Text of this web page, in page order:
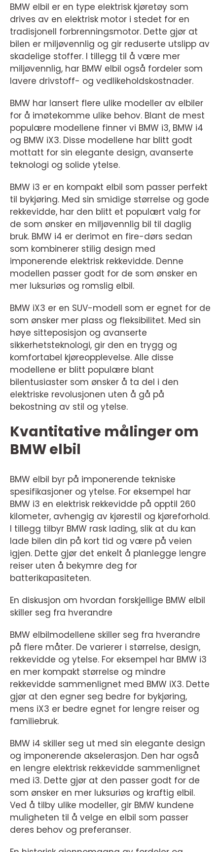
BMW elbil er en type elektrisk kjøretøy som
drives av en elektrisk motor i stedet for en
tradisjonell forbrenningsmotor. Dette gjør at
bilen er miljøvennlig og gir reduserte utslipp av
skadelige stoffer. I tillegg til å være mer
miljøvennlig, har BMW elbil også fordeler som
lavere drivstoff- og vedlikeholdskostnader.
BMW har lansert flere ulike modeller av elbiler
for å imøtekomme ulike behov. Blant de mest
populære modellene finner vi BMW i3, BMW i4
og BMW iX3. Disse modellene har blitt godt
mottatt for sin elegante design, avanserte
teknologi og solide ytelse.
BMW i3 er en kompakt elbil som passer perfekt
til bykjøring. Med sin smidige størrelse og gode
rekkevidde, har den blitt et populært valg for
de som ønsker en miljøvennlig bil til daglig
bruk. BMW i4 er derimot en fire-dørs sedan
som kombinerer stilig design med
imponerende elektrisk rekkevidde. Denne
modellen passer godt for de som ønsker en
mer luksuriøs og romslig elbil.
BMW iX3 er en SUV-modell som er egnet for de
som ønsker mer plass og fleksibilitet. Med sin
høye sitteposisjon og avanserte
sikkerhetsteknologi, gir den en trygg og
komfortabel kjøreopplevelse. Alle disse
modellene er blitt populære blant
bilentusiaster som ønsker å ta del i den
elektriske revolusjonen uten å gå på
bekostning av stil og ytelse.
Kvantitative målinger om
BMW elbil
BMW elbil byr på imponerende tekniske
spesifikasjoner og ytelse. For eksempel har
BMW i3 en elektrisk rekkevidde på opptil 260
kilometer, avhengig av kjørestil og kjøreforhold.
I tillegg tilbyr BMW rask lading, slik at du kan
lade bilen din på kort tid og være på veien
igjen. Dette gjør det enkelt å planlegge lengre
reiser uten å bekymre deg for
batterikapasiteten.
En diskusjon om hvordan forskjellige BMW elbil
skiller seg fra hverandre
BMW elbilmodellene skiller seg fra hverandre
på flere måter. De varierer i størrelse, design,
rekkevidde og ytelse. For eksempel har BMW i3
en mer kompakt størrelse og mindre
rekkevidde sammenlignet med BMW iX3. Dette
gjør at den egner seg bedre for bykjøring,
mens iX3 er bedre egnet for lengre reiser og
familiebruk.
BMW i4 skiller seg ut med sin elegante design
og imponerende akselerasjon. Den har også
en lengre elektrisk rekkevidde sammenlignet
med i3. Dette gjør at den passer godt for de
som ønsker en mer luksuriøs og kraftig elbil.
Ved å tilby ulike modeller, gir BMW kundene
muligheten til å velge en elbil som passer
deres behov og preferanser.